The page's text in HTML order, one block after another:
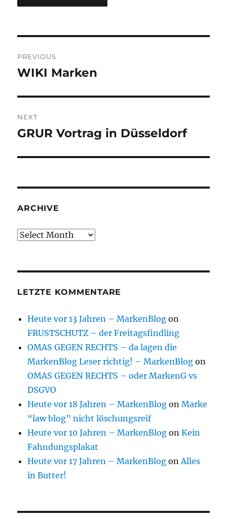
navigation
PREVIOUS
Previous
WIKI Marken
NEXT
Next
GRUR Vortrag in Düsseldorf
ARCHIVE
Archive
LETZTE KOMMENTARE
Heute vor 13 Jahren – MarkenBlog on
FRUSTSCHUTZ – der Freitagsfindling
OMAS GEGEN RECHTS – da lagen die
MarkenBlog Leser richtig! – MarkenBlog on
OMAS GEGEN RECHTS – oder MarkenG vs
DSGVO
Heute vor 18 Jahren – MarkenBlog onMarke
“law blog” nicht löschungsreif
Heute vor 10 Jahren – MarkenBlog onKein
Fahndungsplakat
Heute vor 17 Jahren – MarkenBlog onAlles
in Butter!